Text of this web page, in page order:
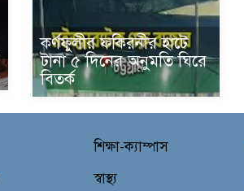
কর্ণফুলীর ফকিরনীর হাটে
টানা ৫ দিনের অনুমতি ঘিরে
বিতর্ক
শিক্ষা-ক্যাম্পাস
স্বাস্থ্য